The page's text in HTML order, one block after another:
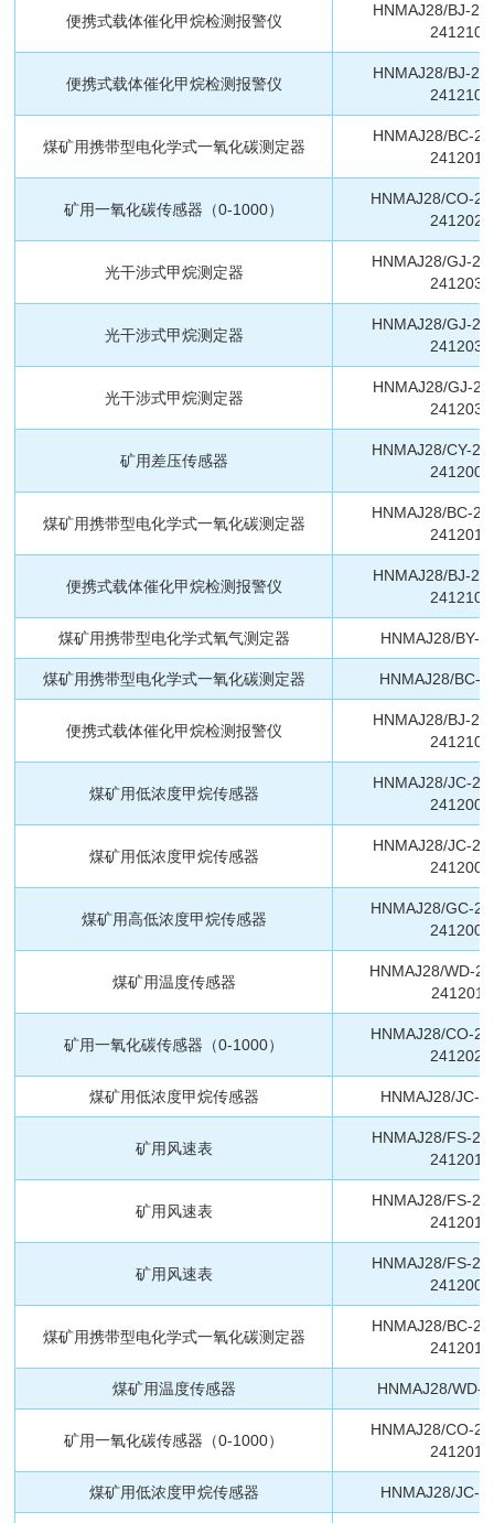
便携式载体催化甲烷检测报警仪
HNMAJ28/BJ-
便携式载体催化甲烷检测报警仪
HNMAJ28/BJ-
煤矿用携带型电化学式一氧化碳测定器
HNMAJ28/BC-
矿用一氧化碳传感器（0-1000）
HNMAJ28/CO-
光干涉式甲烷测定器
HNMAJ28/GJ-
光干涉式甲烷测定器
HNMAJ28/GJ-
光干涉式甲烷测定器
HNMAJ28/GJ-
矿用差压传感器
HNMAJ28/CY-
煤矿用携带型电化学式一氧化碳测定器
HNMAJ28/BC-
便携式载体催化甲烷检测报警仪
HNMAJ28/BJ-
煤矿用携带型电化学式氧气测定器 HNMAJ28/BY-
煤矿用携带型电化学式一氧化碳测定器 HNMAJ28/BC-
便携式载体催化甲烷检测报警仪
HNMAJ28/BJ-
煤矿用低浓度甲烷传感器
HNMAJ28/JC-
煤矿用低浓度甲烷传感器
HNMAJ28/JC-
煤矿用高低浓度甲烷传感器
HNMAJ28/GC-
煤矿用温度传感器
HNMAJ28/WD-
矿用一氧化碳传感器（0-1000）
HNMAJ28/CO-
煤矿用低浓度甲烷传感器 HNMAJ28/JC-
矿用风速表
HNMAJ28/FS-
矿用风速表
HNMAJ28/FS-
矿用风速表
HNMAJ28/FS-
煤矿用携带型电化学式一氧化碳测定器
HNMAJ28/BC-
煤矿用温度传感器 HNMAJ28/WD-
矿用一氧化碳传感器（0-1000）
HNMAJ28/CO-
煤矿用低浓度甲烷传感器 HNMAJ28/JC-